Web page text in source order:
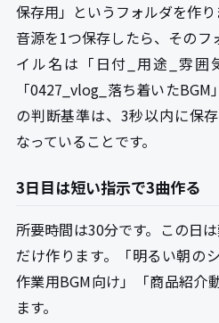
保存用」というフォルダを作り
音源を1つ保存したら、そのフ
イル名は「日付_用途_雰囲
「0427_vlog_落ち着いた
の判断基準は、3秒以内に保
なっていることです。
3日目は短い指示で3曲作る
所要時間は30分です。この日
だけ作ります。「明るい朝の
作業用BGM向け」「商品紹介
ます。